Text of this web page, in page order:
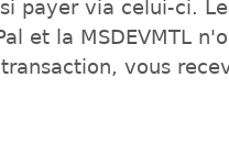
payer via celui-ci.
et la MSDEVMTL
vous